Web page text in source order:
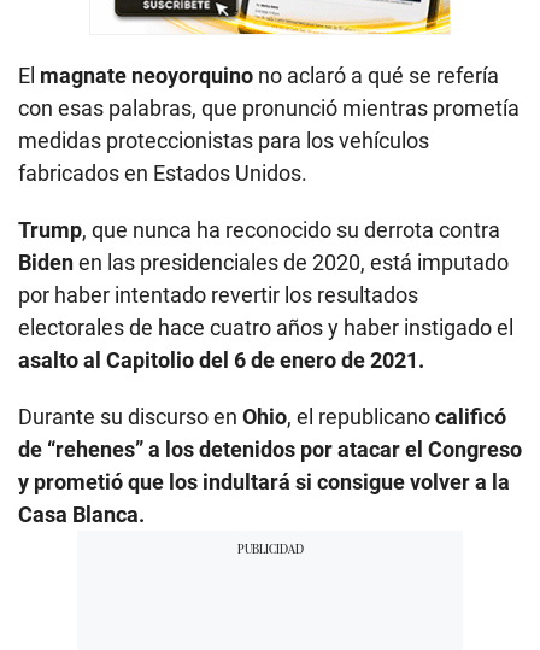
El magnate neoyorquino no aclaró a qué se refería
con esas palabras, que pronunció mientras prometía
medidas proteccionistas para los vehículos
fabricados en Estados Unidos.
Trump, que nunca ha reconocido su derrota contra
Bidenen las presidenciales de 2020, está imputado
por haber intentado revertir los resultados
electorales de hace cuatro años y haber instigado el
asalto al Capitolio del 6 de enero de 2021.
Durante su discurso en Ohio, el republicanocalificó
de “rehenes” a los detenidos por atacar el Congreso
y prometió que los indultará si consigue volver a la
Casa Blanca.